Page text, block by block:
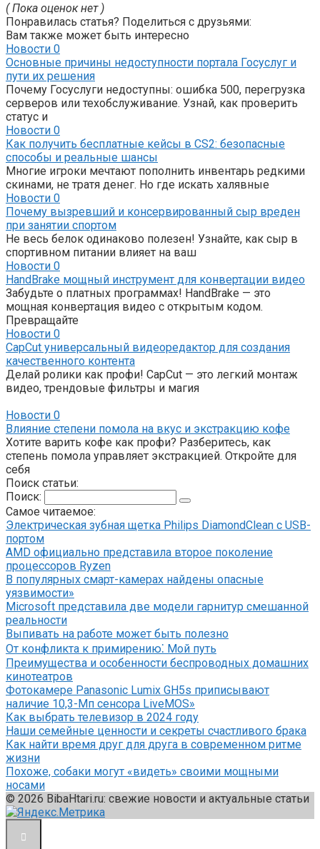
( Пока оценок нет )
Понравилась статья? Поделиться с друзьями:
Вам также может быть интересно
Новости 0
Основные причины недоступности портала Госуслуг и
пути их решения
Почему Госуслуги недоступны: ошибка 500, перегрузка
серверов или техобслуживание. Узнай, как проверить
статус и
Новости 0
Как получить бесплатные кейсы в CS2: безопасные
способы и реальные шансы
Многие игроки мечтают пополнить инвентарь редкими
скинами, не тратя денег. Но где искать халявные
Новости 0
Почему вызревший и консервированный сыр вреден
при занятии спортом
Не весь белок одинаково полезен! Узнайте, как сыр в
спортивном питании влияет на ваш
Новости 0
HandBrake мощный инструмент для конвертации видео
Забудьте о платных программах! HandBrake — это
мощная конвертация видео с открытым кодом.
Превращайте
Новости 0
CapCut универсальный видеоредактор для создания
качественного контента
Делай ролики как профи! CapCut — это легкий монтаж
видео, трендовые фильтры и магия
Новости 0
Влияние степени помола на вкус и экстракцию кофе
Хотите варить кофе как профи? Разберитесь, как
степень помола управляет экстракцией. Откройте для
себя
Поиск статьи:
Поиск:
Самое читаемое:
Электрическая зубная щетка Philips DiamondClean с USB-
портом
AMD официально представила второе поколение
процессоров Ryzen
В популярных смарт-камерах найдены опасные
уязвимости»
Microsoft представила две модели гарнитур смешанной
реальности
Выпивать на работе может быть полезно
От конфликта к примирению⁚ Мой путь
Преимущества и особенности беспроводных домашних
кинотеатров
Фотокамере Panasonic Lumix GH5s приписывают
наличие 10,3-Мп сенсора LiveMOS»
Как выбрать телевизор в 2024 году
Наши семейные ценности и секреты счастливого брака
Как найти время друг для друга в современном ритме
жизни
Похоже, собаки могут «видеть» своими мощными
носами
© 2026 BibaHtari.ru: свежие новости и актуальные статьи